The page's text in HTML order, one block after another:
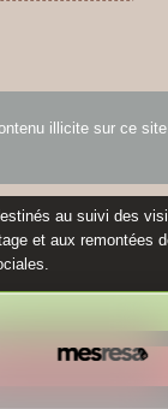
illicite sur ce site
au suivi des
et aux remontées